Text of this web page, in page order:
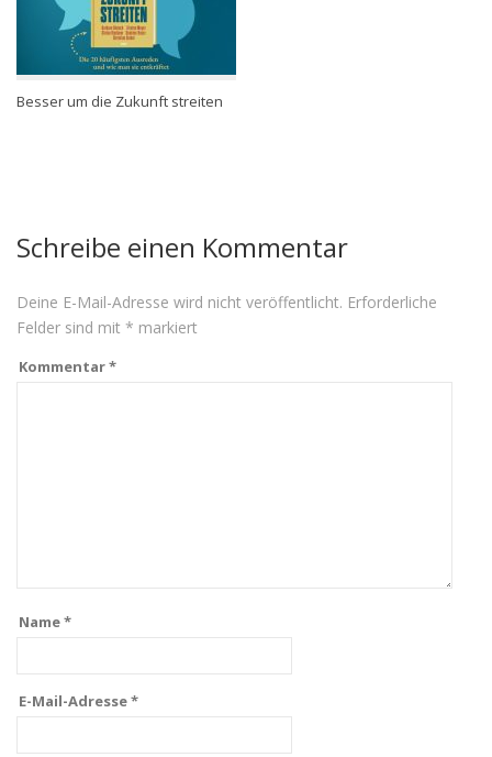
Besser um die Zukunft streiten
Schreibe einen Kommentar
Deine E-Mail-Adresse wird nicht veröffentlicht. Erforderliche
Felder sind mit * markiert
Kommentar*
Name*
E-Mail-Adresse*